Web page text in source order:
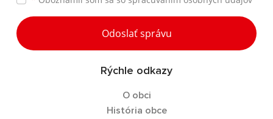
Odoslať správu
Rýchle odkazy
O obci
História obce